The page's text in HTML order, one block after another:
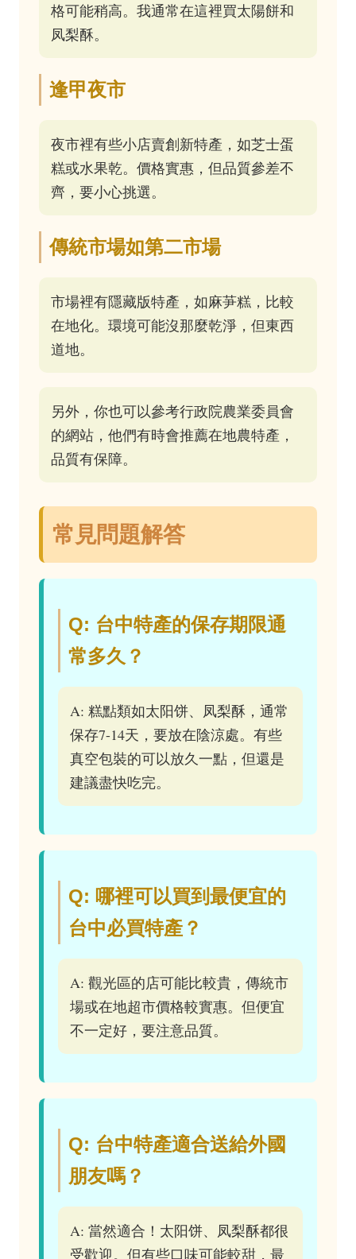
格可能稍高。我通常在這裡買太陽餅和
凤梨酥。
逢甲夜市
夜市裡有些小店賣創新特產，如芝士蛋
糕或水果乾。價格實惠，但品質參差不
齊，要小心挑選。
傳統市場如第二市場
市場裡有隱藏版特產，如麻芛糕，比較
在地化。環境可能沒那麼乾淨，但東西
道地。
另外，你也可以參考行政院農業委員會
的網站，他們有時會推薦在地農特產，
品質有保障。
常見問題解答
Q: 台中特產的保存期限通
常多久？
A: 糕點類如太阳饼、凤梨酥，通常
保存7-14天，要放在陰涼處。有些
真空包裝的可以放久一點，但還是
建議盡快吃完。
Q: 哪裡可以買到最便宜的
台中必買特產？
A: 觀光區的店可能比較貴，傳統市
場或在地超市價格較實惠。但便宜
不一定好，要注意品質。
Q: 台中特產適合送給外國
朋友嗎？
A: 當然適合！太阳饼、凤梨酥都很
受歡迎。但有些口味可能較甜，最